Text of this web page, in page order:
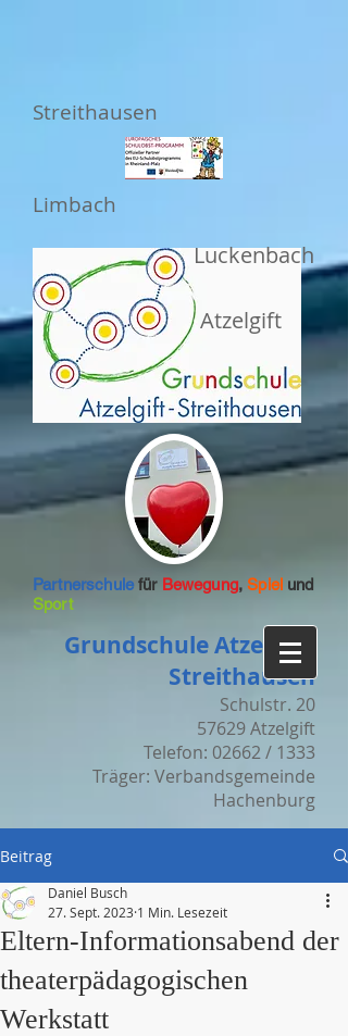
Streithausen
Limbach
Luckenbach
Atzelgift
Partnerschulefür Bewegung,Spiel und
Sport
Grundschule Atzelgift-
Streithausen
Schulstr. 20
57629 Atzelgift
Telefon: 02662 / 1333
Träger: Verbandsgemeinde
Hachenburg
Beitrag
Eltern-Informationsabend der
theaterpädagogischen
Werkstatt
Daniel Busch
27. Sept. 2023 1 Min. Lesezeit